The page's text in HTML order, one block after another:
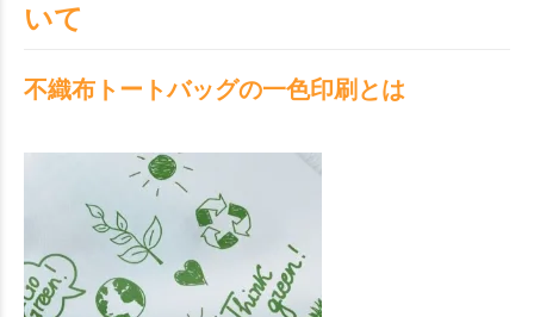
いて
不織布トートバッグの一色印刷とは